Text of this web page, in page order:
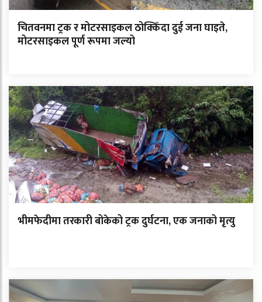
चितवनमा ट्रक र मोटरसाइकल ठोक्किँदा दुई जना घाइते,
मोटरसाइकल पूर्ण रूपमा जल्यो
भीमफेदीमा तरकारी बोकेको ट्रक दुर्घटना, एक जनाको मृत्यु